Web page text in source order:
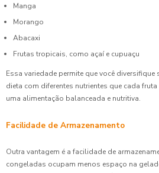
Manga
Morango
Abacaxi
Frutas tropicais, como açaí e cupuaçu
Essa variedade permite que você diversifique
dieta com diferentes nutrientes que cada
uma alimentação balanceada e nutritiva.
Facilidade de Armazenamento
Outra vantagem é a facilidade de
congeladas ocupam menos espaço na